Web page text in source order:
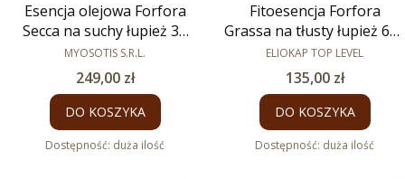
Esencja olejowa Forfora
Secca na suchy łupież 30
ml
PRODUCENT
MYOSOTIS S.R.L.
Cena
249,00 zł
DO KOSZYKA
Dostępność: duża ilość
Fitoesencja Forfora
Grassa na tłusty łupież 6x4
ml
PRODUCENT
ELIOKAP TOP LEVEL
Cena
135,00 zł
DO KOSZYKA
Dostępność: duża ilość